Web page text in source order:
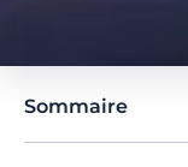
Sommaire